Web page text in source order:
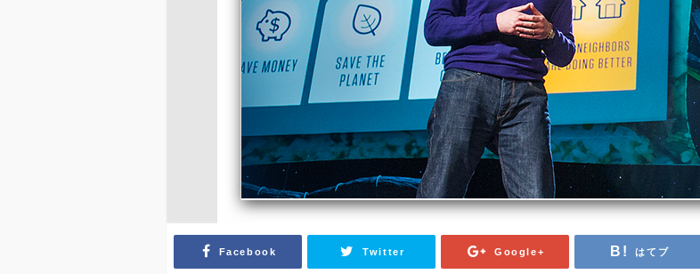
Facebook Twitter Google+ はてブ